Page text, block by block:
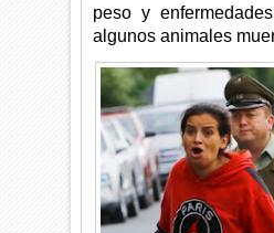
peso y
algunos animales